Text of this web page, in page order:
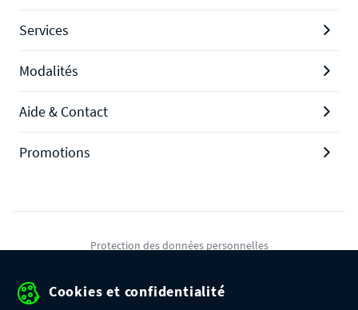
Services
Modalités
Aide & Contact
Promotions
Protection des données personnelles
Cookies et confidentialité